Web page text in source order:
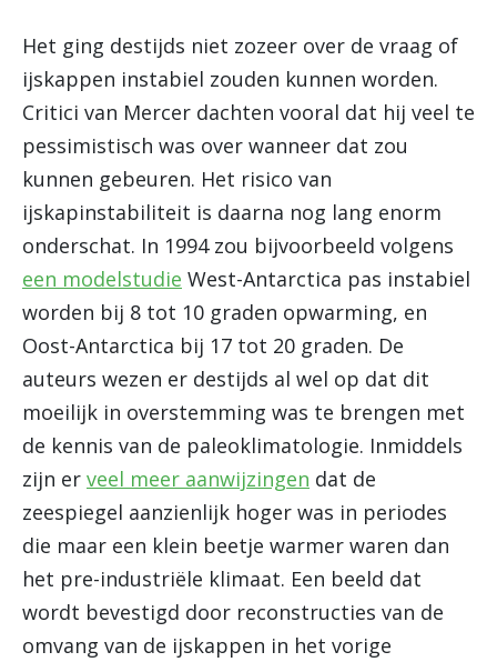
Het ging destijds niet zozeer over de vraag of
ijskappen instabiel zouden kunnen worden.
Critici van Mercer dachten vooral dat hij veel te
pessimistisch was over wanneer dat zou
kunnen gebeuren. Het risico van
ijskapinstabiliteit is daarna nog lang enorm
onderschat. In 1994 zou bijvoorbeeld volgens
een modelstudie West-Antarctica pas instabiel
worden bij 8 tot 10 graden opwarming, en
Oost-Antarctica bij 17 tot 20 graden. De
auteurs wezen er destijds al wel op dat dit
moeilijk in overstemming was te brengen met
de kennis van de paleoklimatologie. Inmiddels
zijn er veel meer aanwijzingen dat de
zeespiegel aanzienlijk hoger was in periodes
die maar een klein beetje warmer waren dan
het pre-industriële klimaat. Een beeld dat
wordt bevestigd door reconstructies van de
omvang van de ijskappen in het vorige